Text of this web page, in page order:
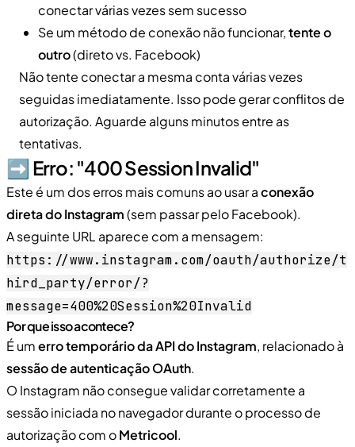
conectar várias vezes sem sucesso
Se um método de conexão não funcionar,tente o
outro(direto vs. Facebook)
Não tente conectar a mesma conta várias vezes
seguidas imediatamente. Isso pode gerar conflitos de
autorização. Aguarde alguns minutos entre as
tentativas.
➡️ Erro: "400 Session Invalid"
Este é um dos erros mais comuns ao usar aconexão
direta do Instagram(sem passar pelo Facebook).
A seguinte URL aparece com a mensagem:
https://www.instagram.com/oauth/authorize/t
hird_party/error/?
message=400%20Session%20Invalid
Por que isso acontece?
É umerro temporário da API do Instagram, relacionado à
sessão de autenticação OAuth.
O Instagram não consegue validar corretamente a
sessão iniciada no navegador durante o processo de
autorização com oMetricool.